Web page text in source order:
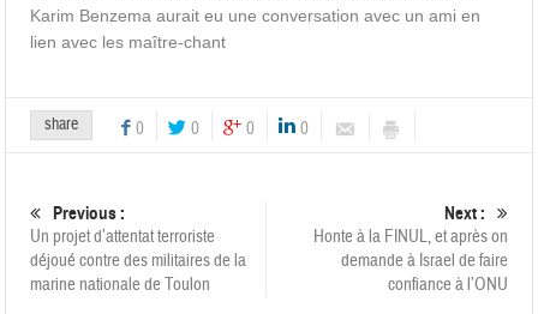
Karim Benzema aurait eu une conversation avec un ami en
lien avec les maître-chant
share 0 0 0 0
Previous :
Un projet d’attentat terroriste
déjoué contre des militaires de la
marine nationale de Toulon
Next :
Honte à la FINUL, et après on
demande à Israel de faire
confiance à l’ONU